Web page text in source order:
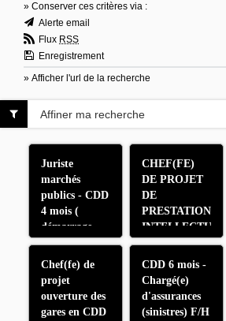
» Conserver ces critères via :
Alerte email
Flux RSS
Enregistrement
» Afficher l'url de la recherche
Juriste
marchés
publics - CDD
4 mois (
démarrage
septembre)
F/H
CHEF(FE)
DE PROJET
DE
PRESTATIONS
ET
TECHNIQUES
F/H
Chef(fe) de
projet
ouverture des
gares en CDD
CDD 6 mois -
Chargé(e)
d'assurances
(sinistres) F/H
Affiner ma recherche